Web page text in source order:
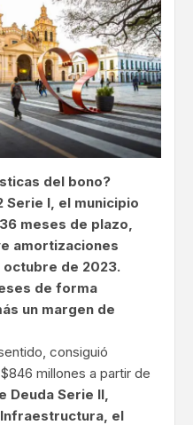
del bono?
Serie I, el municipio
meses de plazo,
amortizaciones
de 2023.
de forma
un margen de
consiguió
millones a partir de
Deuda Serie II,
el